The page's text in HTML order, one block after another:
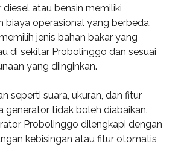
diesel atau bensin memiliki
biaya operasional yang berbeda.
jenis bahan bakar yang
di sekitar Probolinggo dan sesuai
yang diinginkan.
seperti suara, ukuran, dan fitur
generator tidak boleh diabaikan.
Probolinggo dilengkapi dengan
kebisingan atau fitur otomatis